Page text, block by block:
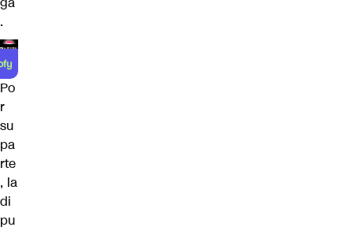
.
Po
r
su
pa
rte
, la
di
pu